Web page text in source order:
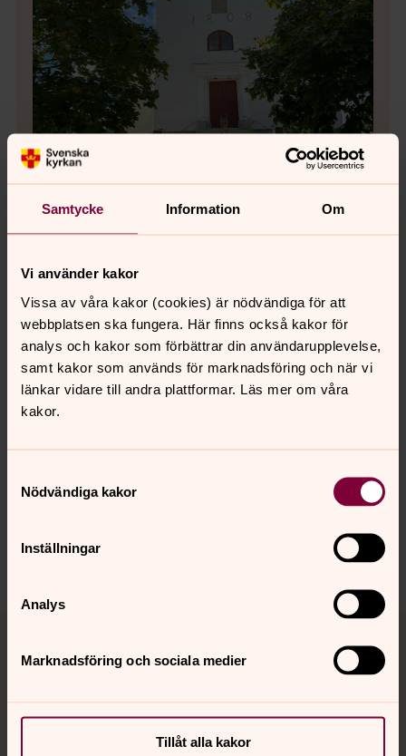
Samtycke Information Om
Vi använder kakor
Vissa av våra kakor (cookies) är nödvändiga för att
webbplatsen ska fungera. Här finns också kakor för
analys och kakor som förbättrar din användarupplevelse,
samt kakor som används för marknadsföring och när vi
länkar vidare till andra plattformar. Läs mer om våra
kakor.
Nödvändiga kakor
Inställningar
Analys
Marknadsföring och sociala medier
Tillåt alla kakor
Bild 1 av 5Foto: Petra Davidsson
Bild
Öppna bildspel
Synpunkter eller frågor på sidans
innehåll?
Kontakt